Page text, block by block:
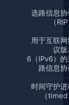
选路信息协
（
用于互联
议版
6（IPv6）
路信息
时间守护
（